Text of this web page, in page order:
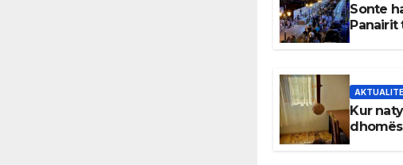
Sonte
Panairit
Kur